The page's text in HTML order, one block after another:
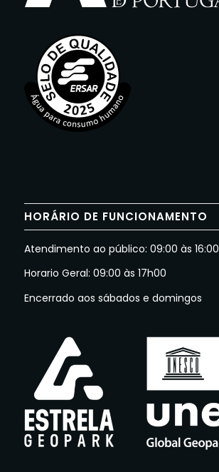
HORÁRIO DE FUNCIONAMENTO
Atendimento ao público: 09:00 às 16:00
Horario Geral: 09:00 às 17h00
Encerrado aos sábados e domingos